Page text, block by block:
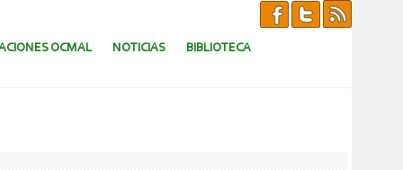
OCMAL NOTICIAS BIBLIOTECA